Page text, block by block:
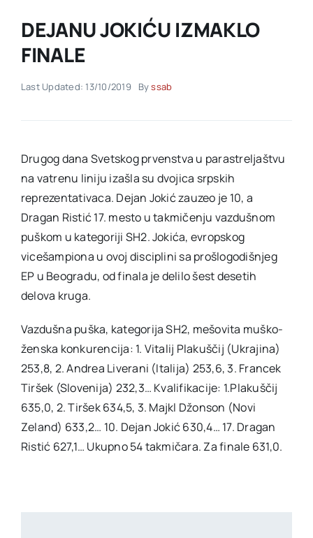
Akti SSAB
Kontakt
DEJANU JOKIĆU IZMAKLO
FINALE
Last Updated: 13/10/2019 Byssab
Drugog dana Svetskog prvenstva u parastreljaštvu
na vatrenu liniju izašla su dvojica srpskih
reprezentativaca. Dejan Jokić zauzeo je 10, a
Dragan Ristić 17. mesto u takmičenju vazdušnom
puškom u kategoriji SH2. Jokića, evropskog
vicešampiona u ovoj disciplini sa prošlogodišnjeg
EP u Beogradu, od finala je delilo šest desetih
delova kruga.
Vazdušna puška, kategorija SH2, mešovita muško-
ženska konkurencija: 1. Vitalij Plakuščij (Ukrajina)
253,8, 2. Andrea Liverani (Italija) 253,6, 3. Francek
Tiršek (Slovenija) 232,3… Kvalifikacije: 1.Plakuščij
635,0, 2. Tiršek 634,5, 3. Majkl Džonson (Novi
Zeland) 633,2… 10. Dejan Jokić 630,4… 17. Dragan
Ristić 627,1… Ukupno 54 takmičara. Za finale 631,0.